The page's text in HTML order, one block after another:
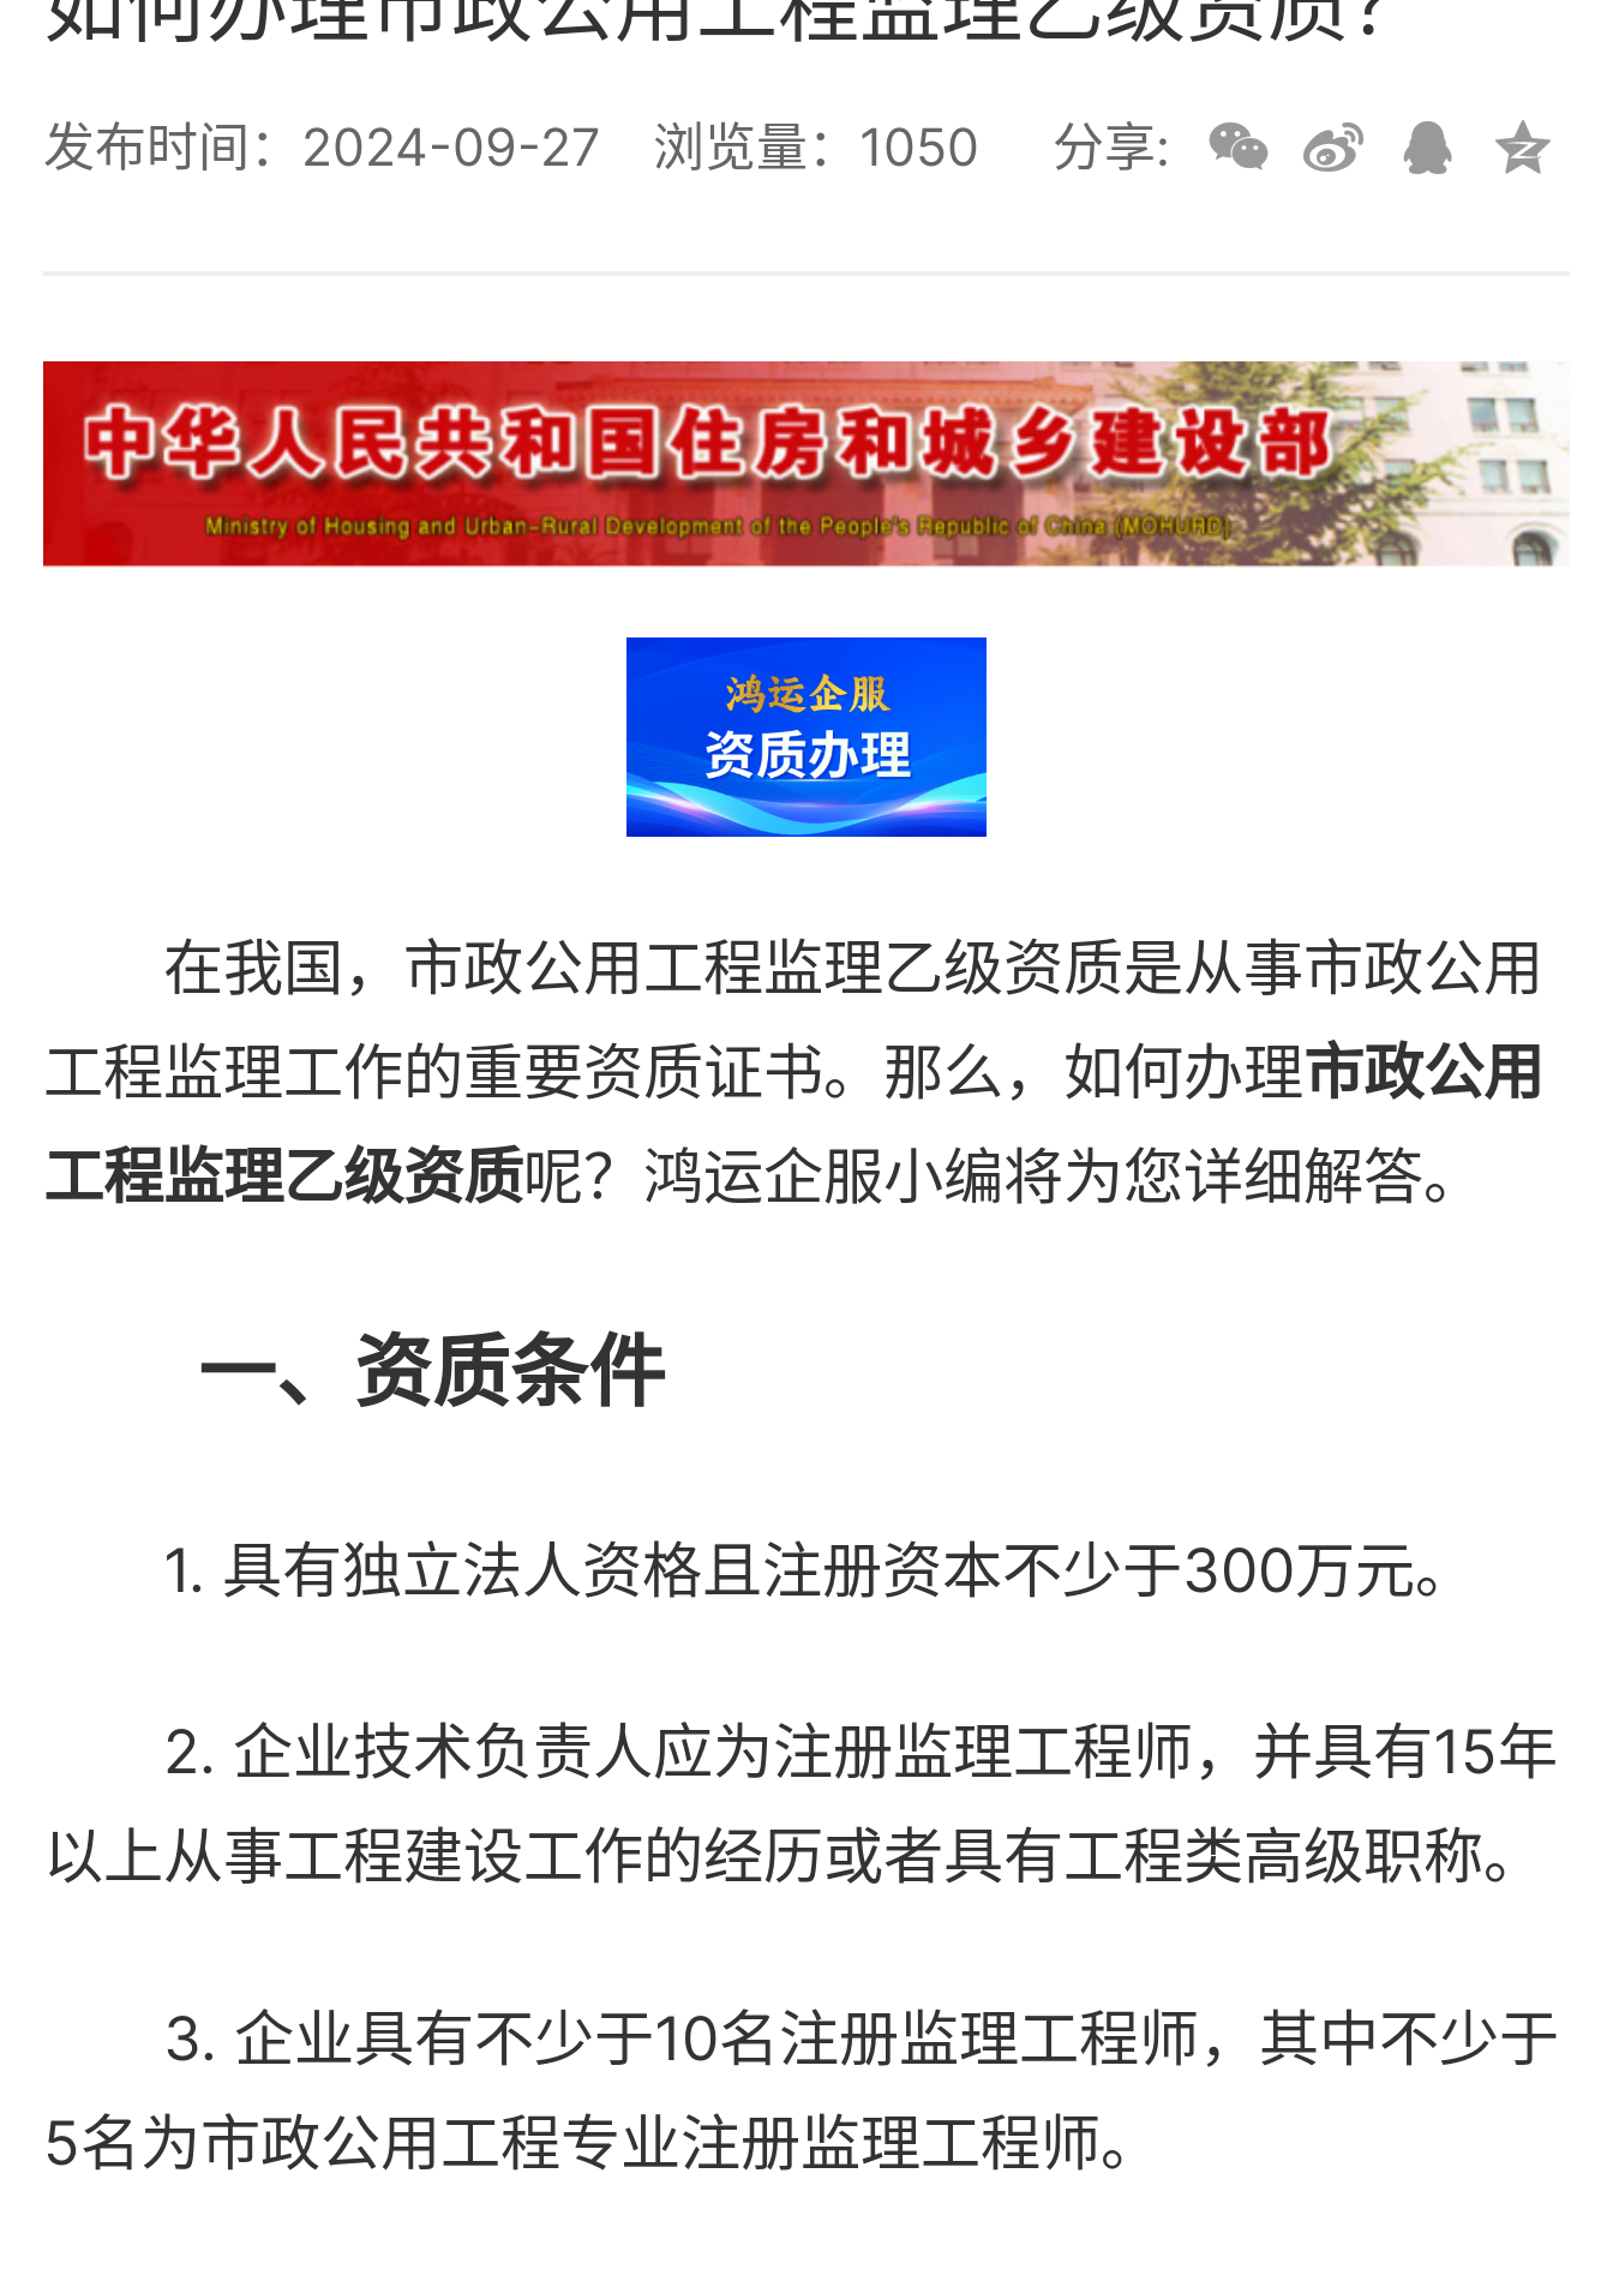
发布时间：2024-09-27 浏览量：1050 分享:
在我国，市政公用工程监理乙级资质是从事市政公用
工程监理工作的重要资质证书。那么，如何办理市政公用
工程监理乙级资质呢？鸿运企服小编将为您详细解答。
一、资质条件
1. 具有独立法人资格且注册资本不少于300万元。
2. 企业技术负责人应为注册监理工程师，并具有15年
以上从事工程建设工作的经历或者具有工程类高级职称。
3. 企业具有不少于10名注册监理工程师，其中不少于
5名为市政公用工程专业注册监理工程师。